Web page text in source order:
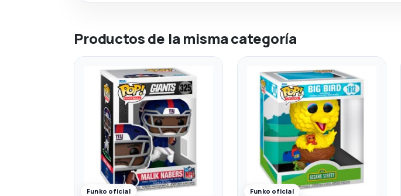
Productos de la misma categoría
Funko oficial Funko oficial